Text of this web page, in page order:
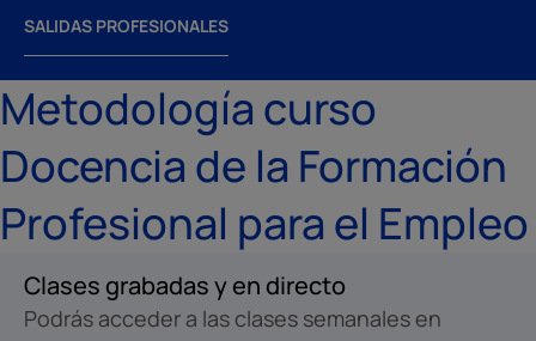
SALIDAS PROFESIONALES
Metodología curso
Docencia de la Formación
Profesional para el Empleo
Clases grabadas y en directo
Podrás acceder a las clases semanales en